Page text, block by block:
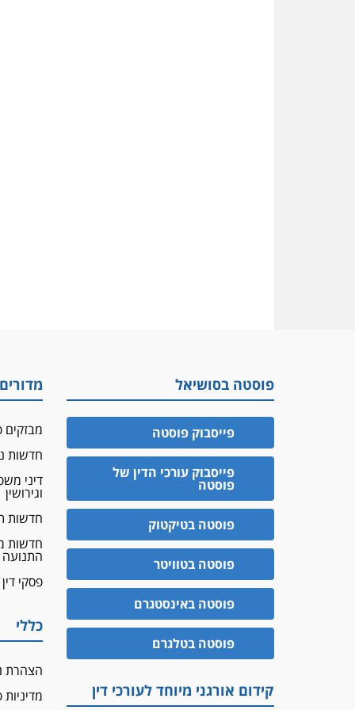
פוסטה בסושיאל
פייסבוק פוסטה
פייסבוק עורכי הדין של
פוסטה
פוסטה בטיקטוק
פוסטה בטוויטר
פוסטה באינסטגרם
פוסטה בטלגרם
קידום אורגני מיוחד לעורכי דין
מדורים
מבזקים
חדשות
דיני
וגירושין
חדשות
חדשות
התנועה
פסקי
כללי
הצהרת